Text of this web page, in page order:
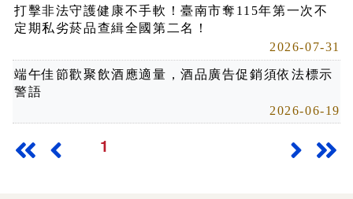
打擊非法守護健康不手軟！臺南市奪115年第一次不
定期私劣菸品查緝全國第二名！
2026-07-31
端午佳節歡聚飲酒應適量，酒品廣告促銷須依法標示
警語
2026-06-19
最前頁上一頁1 下一頁